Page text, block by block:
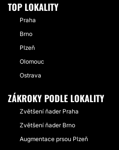
TOP LOKALITY
Praha
Brno
Plzeň
Olomouc
Ostrava
ZÁKROKY PODLE LOKALITY
Zvětšení ňader Praha
Zvětšení ňader Brno
Augmentace prsou Plzeň